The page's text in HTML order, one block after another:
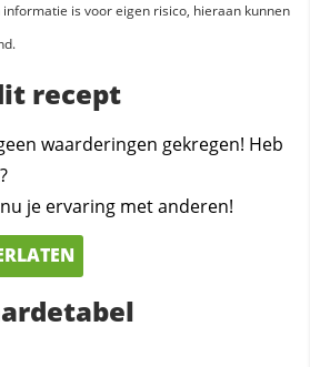
is voor eigen risico, hieraan kunnen
recept
waarderingen gekregen! Heb
je ervaring met anderen!